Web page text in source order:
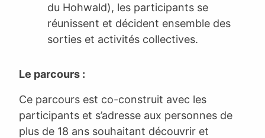
du Hohwald), les participants se
réunissent et décident ensemble des
sorties et activités collectives.
Le parcours :
Ce parcours est co-construit avec les
participants et s’adresse aux personnes de
plus de 18 ans souhaitant découvrir et